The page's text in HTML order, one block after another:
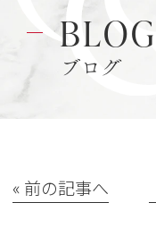
BLOG
ブログ
« 前の記事へ